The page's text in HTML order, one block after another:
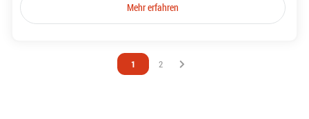
Mehr erfahren
Vous êtes sur la page
1 Vous êtes sur la page
2